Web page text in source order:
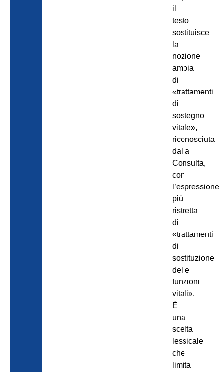
il
testo
sostituisce
la
nozione
ampia
di
«trattamenti
di
sostegno
vitale»,
riconosciuta
dalla
Consulta,
con
l’espressione
più
ristretta
di
«trattamenti
di
sostituzione
delle
funzioni
vitali».
È
una
scelta
lessicale
che
limita